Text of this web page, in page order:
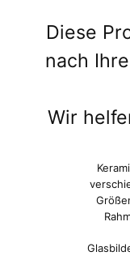
Diese
nach
Wir